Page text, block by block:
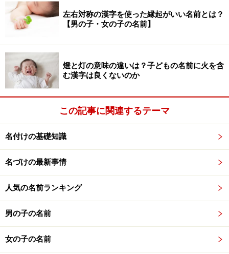
平成の有名人の影響を受けた名前
キラキラネームや読めない名前が増えた
平成に増やされた漢字の影響は？
しわしわネームの意味するもの
名づけの傾向から見た平成の社会とは？
名前ランキング関連記事
平成30年間の名づけの特徴
づけがあります。たとえば、
家の習慣や家族の繋がりを
大事にする名づけ
学、博、優、秀、真などの字を入れる）、また
字画占い
に従う名づけなどです。
左右対称の漢字を使った縁起がいい名前とは？
【男の子・女の子の名前】
燈と灯の意味の違いは？子どもの名前に火を含
む漢字は良くないのか
この記事に関連するテーマ
名付けの基礎知識
名づけの最新事情
人気の名前ランキング
男の子の名前
女の子の名前